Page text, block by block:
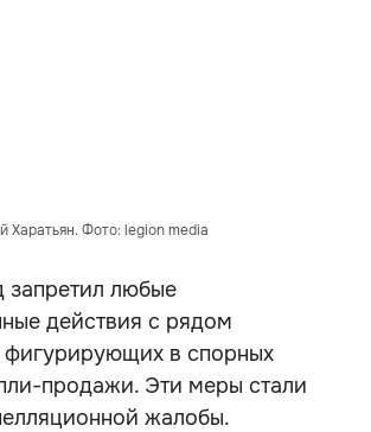
Харатьян. Фото: legion media
запретил любые
действия с рядом
фигурирующих в спорных
продажи. Эти меры стали
жалобы.